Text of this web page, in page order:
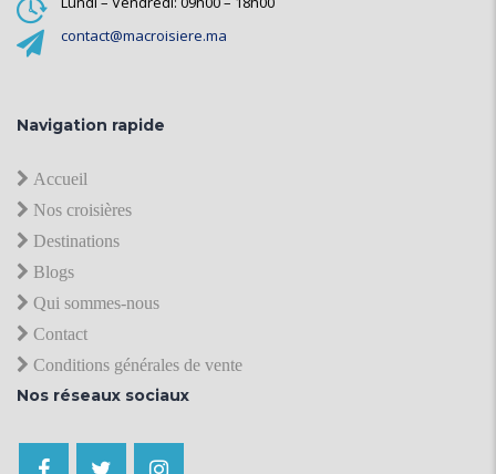
contact@macroisiere.ma
Navigation rapide
Accueil
Nos croisières
Destinations
Blogs
Qui sommes-nous
Contact
Conditions générales de vente
Nos réseaux sociaux